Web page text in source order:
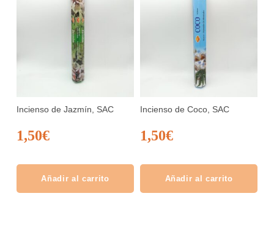
Incienso de Jazmín, SAC
1,50€
Añadir al carrito
Incienso de Coco, SAC
1,50€
Añadir al carrito